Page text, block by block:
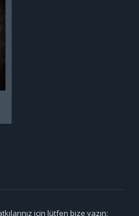
için lütfen bize yazın: